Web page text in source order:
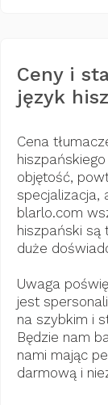
Ceny i
język
Cena
objętość,
specjalizacja,
blarlo.com
hiszpański są
duże
Uwaga
jest
na szybkim i
Będzie nam
nami mając
darmową i